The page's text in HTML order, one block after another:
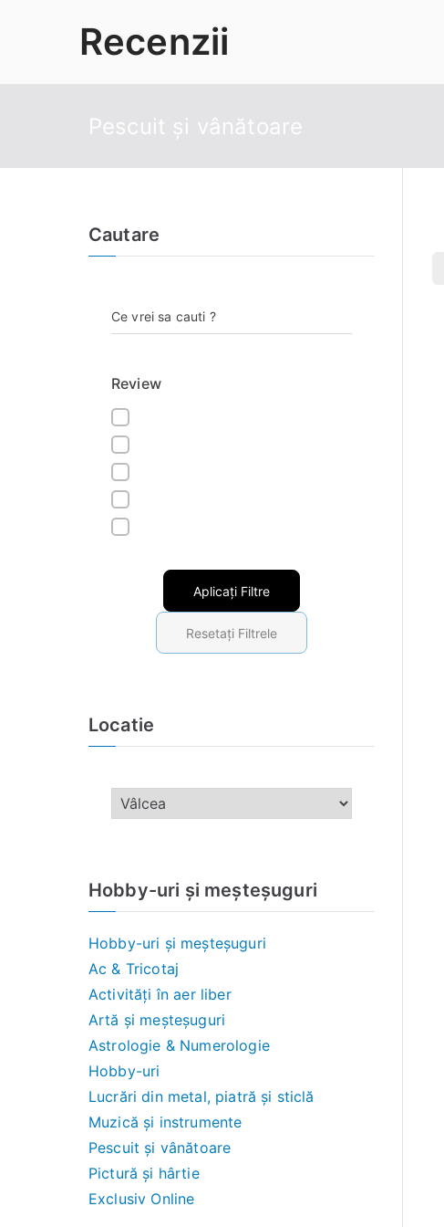
Recenzii
Pescuit și vânătoare
Cautare
Ce vrei sa cauti ?
Review
Aplicați Filtre
Resetați Filtrele
Locatie
Hobby-uri și meșteșuguri
Hobby-uri și meșteșuguri
Ac & Tricotaj
Activități în aer liber
Artă și meșteșuguri
Astrologie & Numerologie
Hobby-uri
Lucrări din metal, piatră și sticlă
Muzică și instrumente
Pescuit și vânătoare
Pictură și hârtie
Exclusiv Online